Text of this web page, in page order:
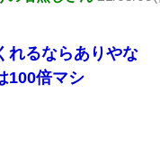
れるならありやな
100倍マシ